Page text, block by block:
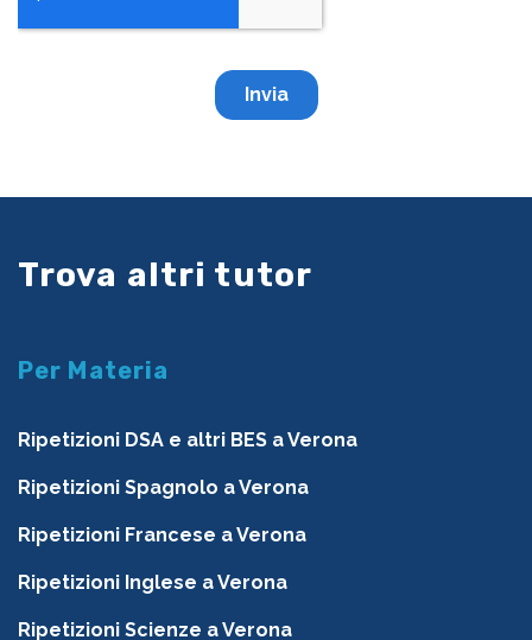
Trova altri tutor
Per Materia
Ripetizioni DSA e altri BES a Verona
Ripetizioni Spagnolo a Verona
Ripetizioni Francese a Verona
Ripetizioni Inglese a Verona
Ripetizioni Scienze a Verona